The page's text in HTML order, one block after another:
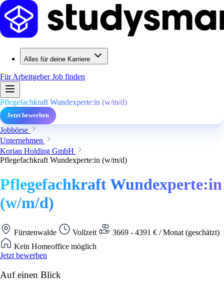
Alles für deine Karriere
Für ArbeitgeberJob finden
Pflegefachkraft Wundexperte:in (w/m/d)
Jetzt bewerben
Jobbörse
Unternehmen
Korian Holding GmbH
Pflegefachkraft Wundexperte:in (w/m/d)
Pflegefachkraft Wundexperte:in
(w/m/d)
Fürstenwalde Vollzeit
3669 - 4391 € / Monat (geschätzt)
Kein Homeoffice möglich
Jetzt bewerben
Auf einen Blick